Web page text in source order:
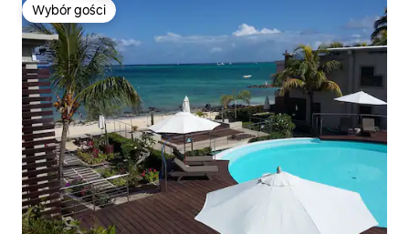
Wybór gości
Wybór gości